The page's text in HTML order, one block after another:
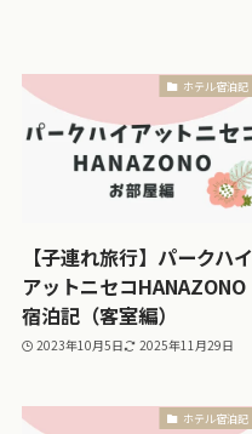
ホテル宿泊記
【子連れ旅行】パークハイ
アットニセコHANAZONO
宿泊記（客室編）
2023年10月5日 2025年11月29日
ホテル宿泊記